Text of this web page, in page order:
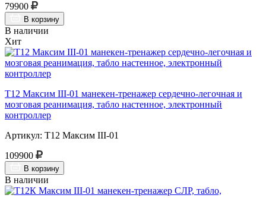
79900
В корзину
В наличии
Хит
Т12 Максим III-01 манекен-тренажер сердечно-легочная и
мозговая реанимация, табло настенное, электронный
контроллер
Артикул: Т12 Максим III-01
109900
В корзину
В наличии